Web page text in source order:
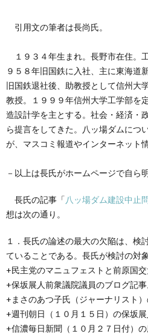
引用文の筆者は長尚氏。
１９３４年生まれ。長野市在住。
９５８年旧国鉄に入社、主に東海道
旧国鉄退社後、助教授として信州大
教授。１９９９年信州大学工学部を
造設計学を主とする。社会・経済・
ら提言をしてきた。八ッ場ダムにつ
が、マスコミ報道やインターネット
－以上は長氏がホームページで自ら
長氏の記事「八ッ場ダム建設中止
想は次の通り。
１．長氏の論述の最大の欠陥は、検
ていることである。長氏が検討の対
+民主党のマニュフェストと前原国交
+保坂展人前衆議院議員のブログ記事
+まさのあつ子氏（ジャーナリスト）
+週刊朝日（１０月１５日）の保坂展
+信濃毎日新聞（１０月２７日付）